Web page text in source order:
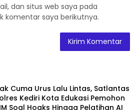
dan situs web saya pada
komentar saya berikutnya.
Cuma Urus Lalu Lintas, Satlantas
Kediri Kota Edukasi Pemohon
Soal Hoaks Hingga Pelatihan AI